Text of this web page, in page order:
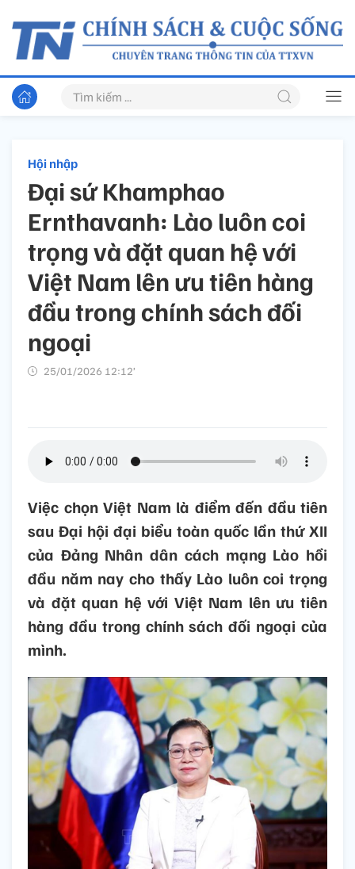
Hội nhập
Đại sứ Khamphao
Ernthavanh: Lào luôn coi
trọng và đặt quan hệ với
Việt Nam lên ưu tiên hàng
đầu trong chính sách đối
ngoại
25/01/2026 12:12’
Việc chọn Việt Nam là điểm đến đầu tiên
sau Đại hội đại biểu toàn quốc lần thứ XII
của Đảng Nhân dân cách mạng Lào hồi
đầu năm nay cho thấy Lào luôn coi trọng
và đặt quan hệ với Việt Nam lên ưu tiên
hàng đầu trong chính sách đối ngoại của
mình.